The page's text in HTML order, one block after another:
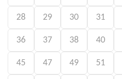
28 29 30 31
36 37 38 40
45 47 49 51